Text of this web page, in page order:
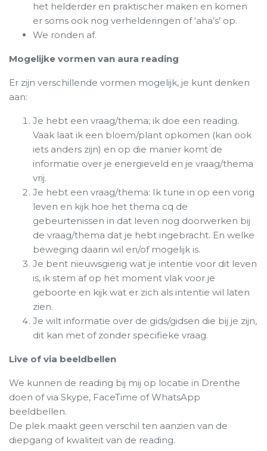
het helderder en praktischer maken en komen
er soms ook nog verhelderingen of ‘aha’s’ op.
We ronden af.
Mogelijke vormen van aura reading
Er zijn verschillende vormen mogelijk, je kunt denken
aan:
Je hebt een vraag/thema; ik doe een reading.
Vaak laat ik een bloem/plant opkomen (kan ook
iets anders zijn) en op die manier komt de
informatie over je energieveld en je vraag/thema
vrij.
Je hebt een vraag/thema: Ik tune in op een vorig
leven en kijk hoe het thema cq de
gebeurtenissen in dat leven nog doorwerken bij
de vraag/thema dat je hebt ingebracht. En welke
beweging daarin wil en/of mogelijk is.
Je bent nieuwsgierig wat je intentie voor dit leven
is, ik stem af op het moment vlak voor je
geboorte en kijk wat er zich als intentie wil laten
zien.
Je wilt informatie over de gids/gidsen die bij je zijn,
dit kan met of zonder specifieke vraag.
Live of via beeldbellen
We kunnen de reading bij mij op locatie in Drenthe
doen of via Skype, FaceTime of WhatsApp
beeldbellen.
De plek maakt geen verschil ten aanzien van de
diepgang of kwaliteit van de reading.